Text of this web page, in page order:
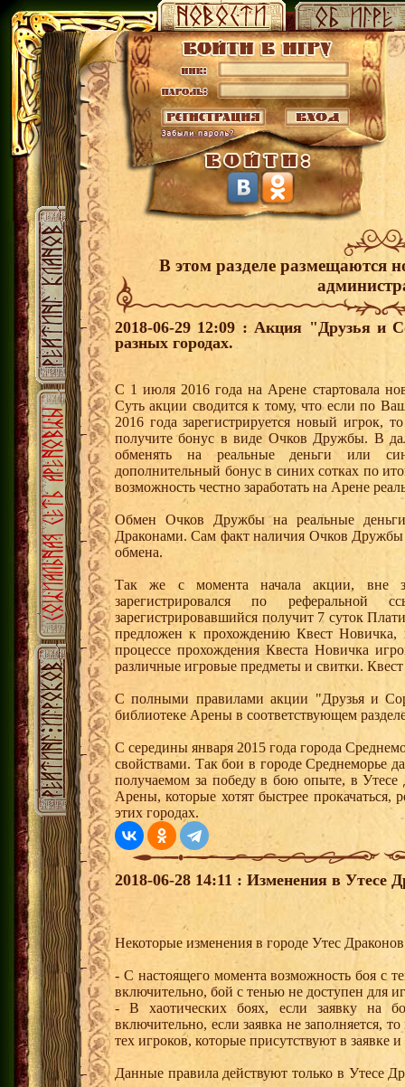
В этом разделе размещаются
2018-06-29 12:09 : Акция "Друзья и
разных городах.
С 1 июля 2016 года на Арене стартовала
Суть акции сводится к тому, что если по
2016 года зарегистрируется новый
получите бонус в виде Очков Дружбы. В
обменять на реальные деньги или
дополнительный бонус в синих сотках по
возможность честно заработать на Арене
Обмен Очков Дружбы на реальные деньги
Драконами. Сам факт наличия Очков Дружбы
обмена.
Так же с момента начала акции, вне
зарегистрировался по
зарегистрировавшийся получит 7 суток
предложен к прохождению Квест
процессе прохождения Квеста Новичка
различные игровые предметы и свитки.
С полными правилами акции "Друзья и
библиотеке Арены в соответствующем
С середины января 2015 года города
свойствами. Так бои в городе Среднеморье
получаемом за победу в бою опыте, в
Арены, которые хотят быстрее прокачаться,
этих городах.
2018-06-28 14:11 : Изменения в Утесе
Некоторые изменения в городе Утес
- С настоящего момента возможность боя с
включительно, бой с тенью не доступен для
- В хаотических боях, если заявку на
включительно, если заявка не заполняется,
тех игроков, которые присутствуют в заявке
Данные правила действуют только в Утесе